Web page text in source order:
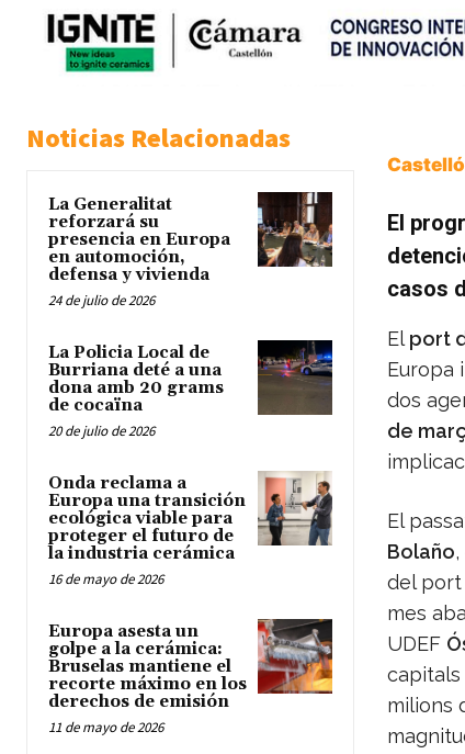
Noticias Relacionadas
La Generalitat
reforzará su
presencia en Europa
en automoción,
defensa y vivienda
24 de julio de 2026
La Policia Local de
Burriana deté a una
dona amb 20 grams
de cocaïna
20 de julio de 2026
Onda reclama a
Europa una transición
ecológica viable para
proteger el futuro de
la industria cerámica
16 de mayo de 2026
Europa asesta un
golpe a la cerámica:
Bruselas mantiene el
recorte máximo en los
derechos de emisión
11 de mayo de 2026
El
casos
Elport
Europa
dos
de
El
Bolaño
del port
mes
UDEF
capitals
milions